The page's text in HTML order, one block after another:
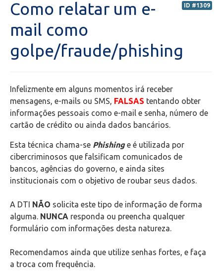
Financeiro
Wifi
Laboratórios
Suporte
Microsoft Outlook
Como limpar o cache do seu navegador
Configuração de softwares para leitura de e-mails
ID #1309
Como relatar um e-
mail como
golpe/fraude/phishing
Infelizmente em alguns momentos irá receber
mensagens, e-mails ou SMS, FALSAS tentando obter
informações pessoais como e-mail e senha, número de
cartão de crédito ou ainda dados bancários.
Esta técnica chama-se Phishinge é utilizada por
cibercriminosos que falsificam comunicados de
bancos, agências do governo, e ainda sites
institucionais com o objetivo de roubar seus dados.
A DTI NÃO solicita este tipo de informação de forma
alguma. NUNCA responda ou preencha qualquer
formulário com informações desta natureza.
Recomendamos ainda que utilize senhas fortes, e faça
a troca com frequência.